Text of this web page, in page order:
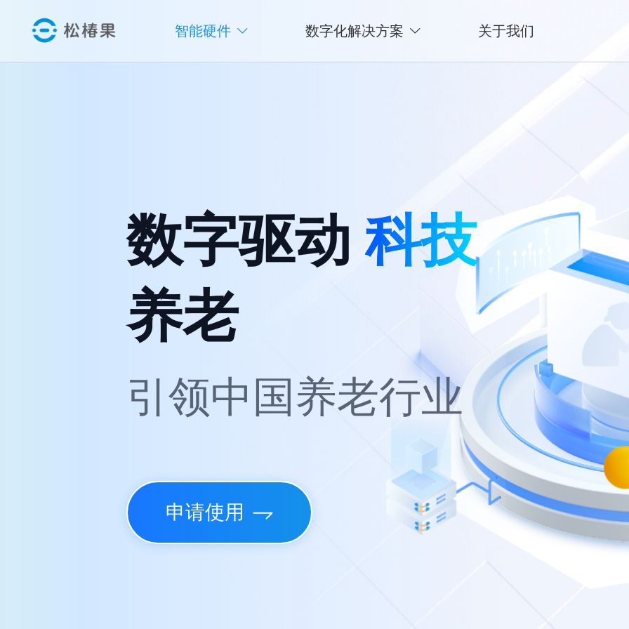
智能硬件 数字化解决方案 关于我们
数字驱动 科技
养老
引领中国养老行业
申请使用
拖动滑块完成拼图